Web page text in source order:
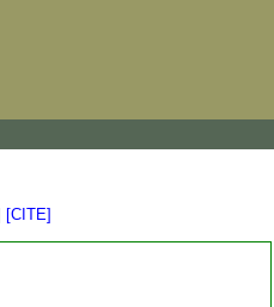
[CITE]